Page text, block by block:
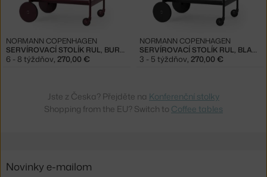
SERVÍROVACÍ STOLÍK RUL, BURGUNDY
NORMANN COPENHAGEN
6 - 8 týždňov, 270,00 €
SERVÍROVACÍ STOLÍK RUL, BLACK
NORMANN COPENHAGEN
3 - 5 týždňov, 270,00 €
Jste z Česka? Přejděte na Konferenční stolky
Shopping from the EU? Switch to Coffee tables
Novinky e-mailom